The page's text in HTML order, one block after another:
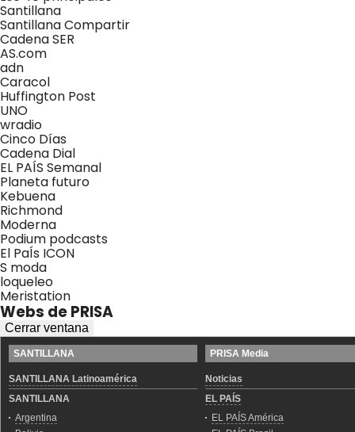
Santillana
Santillana Compartir
Cadena SER
AS.com
adn
Caracol
Huffington Post
UNO
wradio
Cinco Días
Cadena Dial
EL PAÍS Semanal
Planeta futuro
Kebuena
Richmond
Moderna
Podium podcasts
El PaÍs ICON
S moda
loqueleo
Meristation
Webs de PRISA
Cerrar ventana